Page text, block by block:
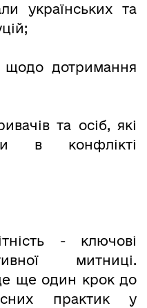
українських та
щодо дотримання
та осіб, які
в конфлікті
- ключові
митниці.
ще один крок до
практик у